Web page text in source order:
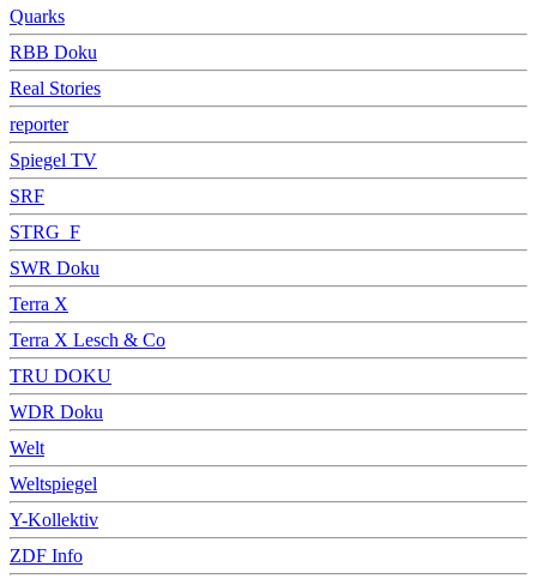
Quarks
RBB Doku
Real Stories
reporter
Spiegel TV
SRF
STRG_F
SWR Doku
Terra X
Terra X Lesch & Co
TRU DOKU
WDR Doku
Welt
Weltspiegel
Y-Kollektiv
ZDF Info